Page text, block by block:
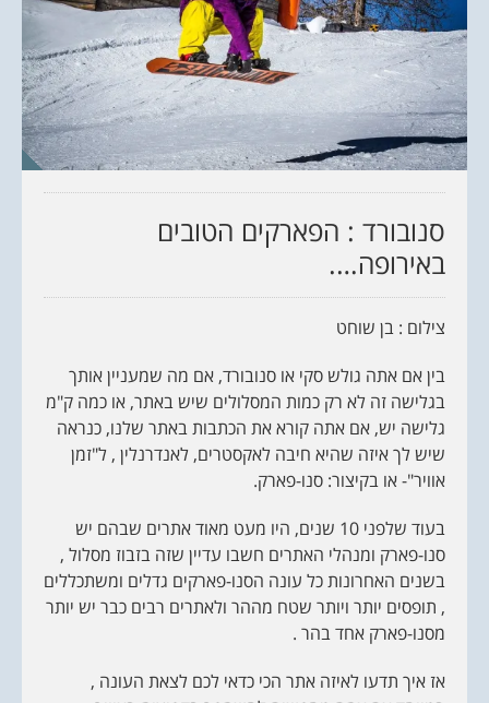
סנובורד : הפארקים הטובים
באירופה….
צילום : בן שוחט
בין אם אתה גולש סקי או סנובורד, אם מה שמעניין אותך
בגלישה זה לא רק כמות המסלולים שיש באתר, או כמה ק"מ
גלישה יש, אם אתה קורא את הכתבות באתר שלנו, כנראה
שיש לך איזה שהיא חיבה לאקסטרים, לאנדרנלין , ל"זמן
אוויר"- או בקיצור: סנו-פארק.
בעוד שלפני 10 שנים, היו מעט מאוד אתרים שבהם יש
סנו-פארק ומנהלי האתרים חשבו עדיין שזה בזבוז מסלול ,
בשנים האחרונות כל עונה הסנו-פארקים גדלים ומשתכללים
, תופסים יותר ויותר שטח מההר ולאתרים רבים כבר יש יותר
מסנו-פארק אחד בהר .
אז איך תדעו לאיזה אתר הכי כדאי לכם לצאת העונה ,